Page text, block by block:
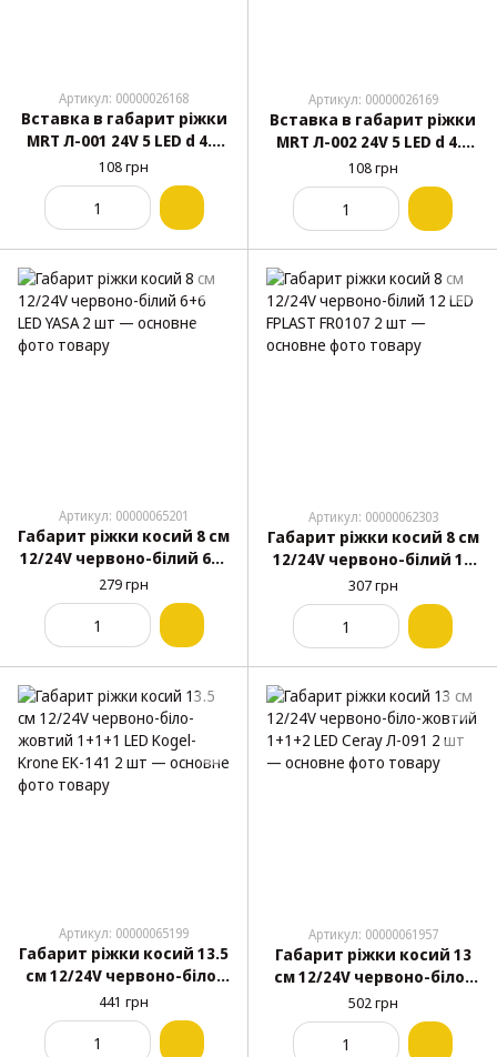
Артикул: 00000026168
Вставка в габарит ріжки
MRT Л-001 24V 5 LED d 4.5
см 1 шт
108 грн
Артикул: 00000026169
Вставка в габарит ріжки
MRT Л-002 24V 5 LED d 4.5
см 1 шт
108 грн
Артикул: 00000065201
Габарит ріжки косий 8 см
12/24V червоно-білий 6+6
LED YASA 2 шт
279 грн
Артикул: 00000062303
Габарит ріжки косий 8 см
12/24V червоно-білий 12
LED FPLAST FR0107 2 шт
307 грн
Артикул: 00000065199
Габарит ріжки косий 13.5
см 12/24V червоно-біло-
жовтий 1+1+1 LED Kogel-
Krone EK-141 2 шт
441 грн
Артикул: 00000061957
Габарит ріжки косий 13
см 12/24V червоно-біло-
жовтий 1+1+2 LED Ceray
Л-091 2 шт
502 грн